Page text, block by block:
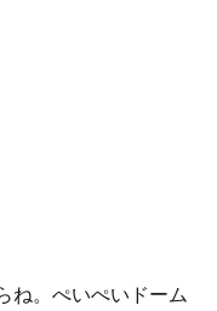
ね。ぺいぺいドーム